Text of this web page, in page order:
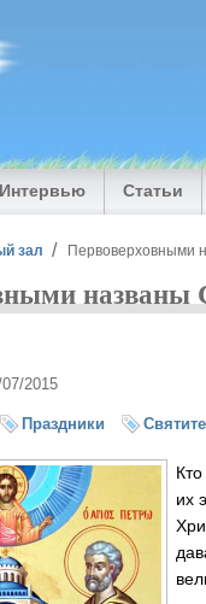
Интервью Статьи
зал Первоверховными
2015
Праздники
их